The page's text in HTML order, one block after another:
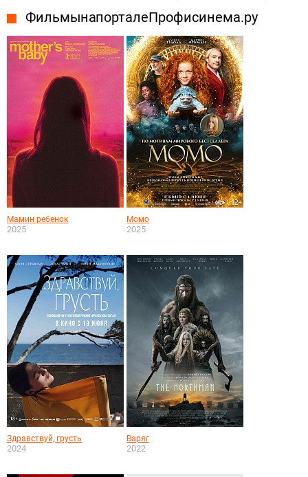
Фильмы на портале Профисинема.ру
Мамин ребенок
2025
Момо
2025
Здравствуй, грусть
2024
Варяг
2022